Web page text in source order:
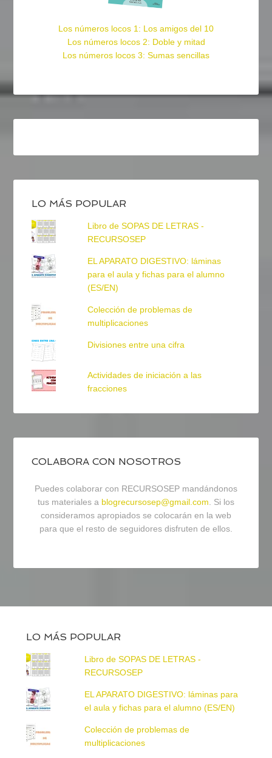
Los números locos 1: Los amigos del 10
Los números locos 2: Doble y mitad
Los números locos 3: Sumas sencillas
LO MÁS POPULAR
Libro de SOPAS DE LETRAS -
RECURSOSEP
EL APARATO DIGESTIVO: láminas
para el aula y fichas para el alumno
(ES/EN)
Colección de problemas de
multiplicaciones
Divisiones entre una cifra
Actividades de iniciación a las
fracciones
COLABORA CON NOSOTROS
Puedes colaborar con RECURSOSEP mandándonos
tus materiales a blogrecursosep@gmail.com. Si los
consideramos apropiados se colocarán en la web
para que el resto de seguidores disfruten de ellos.
LO MÁS POPULAR
Libro de SOPAS DE LETRAS -
RECURSOSEP
EL APARATO DIGESTIVO: láminas para
el aula y fichas para el alumno (ES/EN)
Colección de problemas de
multiplicaciones